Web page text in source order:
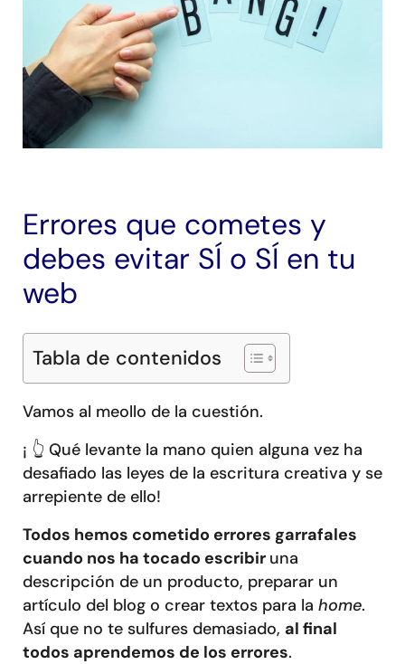
Errores que cometes y
debes evitar SÍ o SÍ en tu
web
Tabla de contenidos
Vamos al meollo de la cuestión.
¡ 👆 Qué levante la mano quien alguna vez ha
desafiado las leyes de la escritura creativa y se
arrepiente de ello!
Todos hemos cometido errores garrafales
cuando nos ha tocado escribir una
descripción de un producto, preparar un
artículo del blog o crear textos para la home.
Así que no te sulfures demasiado, al final
todos aprendemos de los errores.